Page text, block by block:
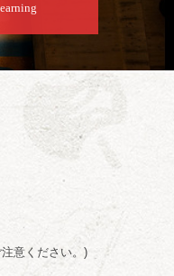
人会
伝」「天王寺詣り」
膳」／桂二豆「開口
分 開場
）
円
二人会事務局 090-
ご注意ください。)